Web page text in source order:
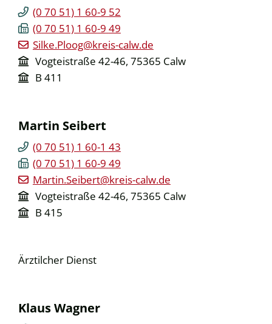
(0 70 51) 1 60-9 52
(0 70 51) 1 60-9 49
Silke.Ploog@kreis-calw.de
Vogteistraße 42-46, 75365 Calw
B 411
Martin Seibert
(0 70 51) 1 60-1 43
(0 70 51) 1 60-9 49
Martin.Seibert@kreis-calw.de
Vogteistraße 42-46, 75365 Calw
B 415
Ärztilcher Dienst
KlausWagner